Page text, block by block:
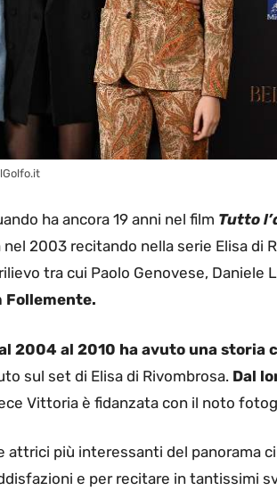
ha ancora 19 anni nel film Tutto
2003 recitando nella serie Elisa di
tra cui Paolo Genovese, Daniele
Follemente.
2004 al 2010 ha avuto una storia
sul set di Elisa di Rivombrosa. Dal
Vittoria è fidanzata con il noto
attrici più interessanti del panorama
e per recitare in tantissimi